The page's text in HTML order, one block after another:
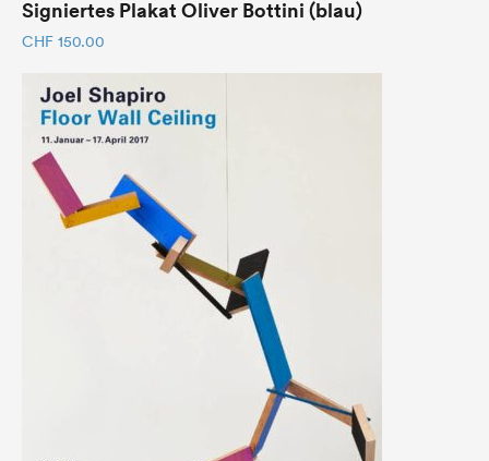
Signiertes Plakat Oliver Bottini (blau)
CHF 150.00